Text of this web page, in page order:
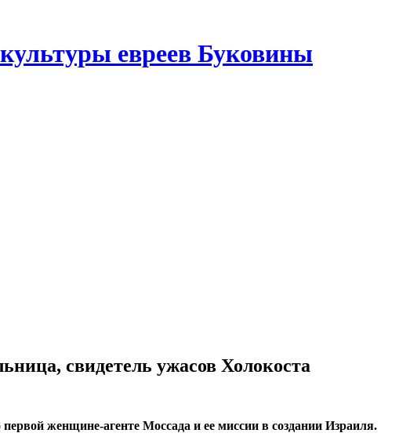
евреев Буковины
свидетель ужасов Холокоста
женщине-агенте Моссада и ее миссии в создании Израиля.